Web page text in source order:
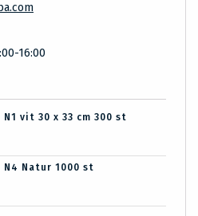
16:00
vit 30 x 33 cm 300 st
Natur 1000 st